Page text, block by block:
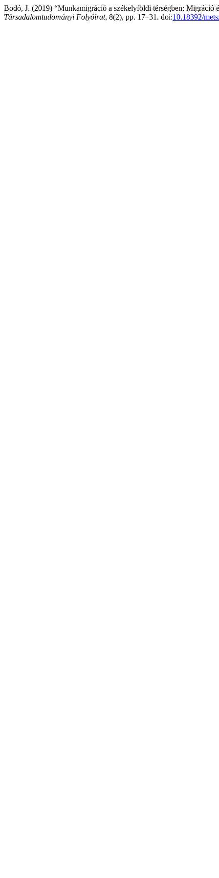
Bodó, J. (2019) “Munkamigráció a székelyföldi térségben: Migráció
Társadalomtudományi Folyóirat, 8(2), pp. 17–31. doi:10.18392/